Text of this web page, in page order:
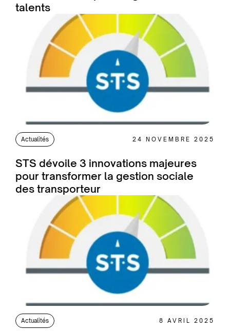
talents
Actualités 24 NOVEMBRE 2025
STS dévoile 3 innovations majeures
pour transformer la gestion sociale
des transporteur
Actualités 8 AVRIL 2025